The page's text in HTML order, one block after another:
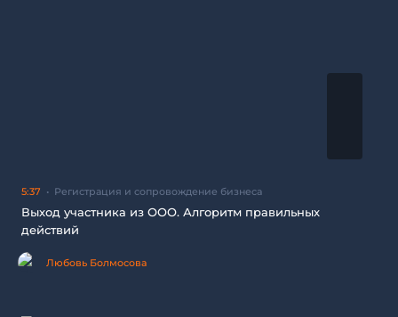
5:37 Регистрация и сопровождение бизнеса
Выход участника из ООО. Алгоритм правильных
действий
Любовь Болмосова